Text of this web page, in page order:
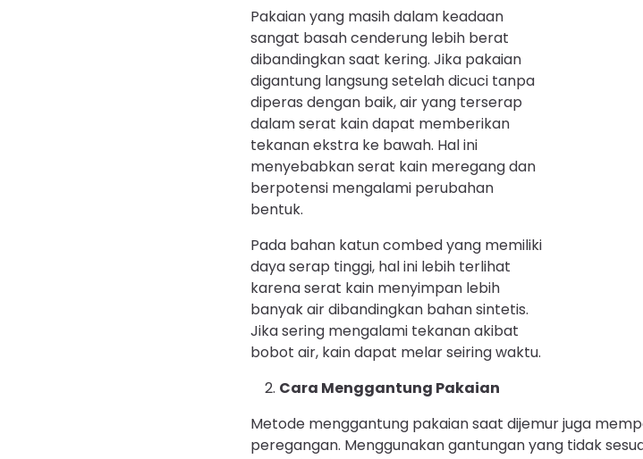
Pakaian yang masih dalam keadaan
sangat basah cenderung lebih berat
dibandingkan saat kering. Jika pakaian
digantung langsung setelah dicuci tanpa
diperas dengan baik, air yang terserap
dalam serat kain dapat memberikan
tekanan ekstra ke bawah. Hal ini
menyebabkan serat kain meregang dan
berpotensi mengalami perubahan
bentuk.
Pada bahan katun combed yang memiliki
daya serap tinggi, hal ini lebih terlihat
karena serat kain menyimpan lebih
banyak air dibandingkan bahan sintetis.
Jika sering mengalami tekanan akibat
bobot air, kain dapat melar seiring waktu.
Cara Menggantung Pakaian
Metode menggantung pakaian saat dijemur juga
peregangan. Menggunakan gantungan yang tidak